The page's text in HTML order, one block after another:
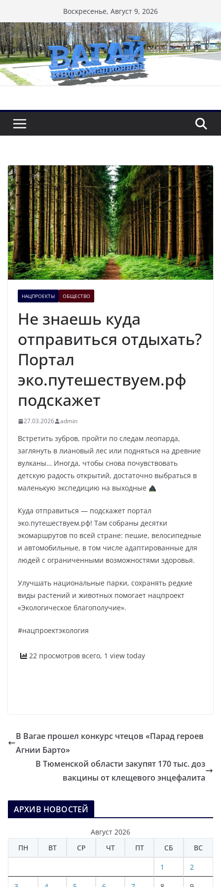
к
содержимому
Воскресенье, Август 9, 2026
НАЦПРОЕКТЫ ОБЩЕСТВО
Не знаешь куда
отправиться отдыхать?
Портал
эко.путешествуем.рф
подскажет
27.03.2026 admin
Встретить зубров, пройти по следам леопарда,
заглянуть в лиановый лес или подняться на древние
вулканы… Иногда, чтобы снова почувствовать
детскую радость открытий, достаточно выбраться в
маленькую экспедицию на выходные
Куда отправиться — подскажет портал
эко.путешествуем.рф! Там собраны десятки
экомаршрутов по всей стране: пешие, велосипедные
и автомобильные, в том числе адаптированные для
людей с ограниченными возможностями здоровья.
Улучшать национальные парки, сохранять редкие
виды растений и животных помогает нацпроект
«Экологическое благополучие».
#нацпроектэкология
22 просмотров всего, 1 view today
В Вагае прошел конкурс чтецов «Парад героев
Агнии Барто»
В Тюменской области закупят 170 тыс. доз
вакцины от клещевого энцефалита
АРХИВ НОВОСТЕЙ
Август 2026
ПН
ВТ СР ЧТ ПТ СБ ВС
1 2